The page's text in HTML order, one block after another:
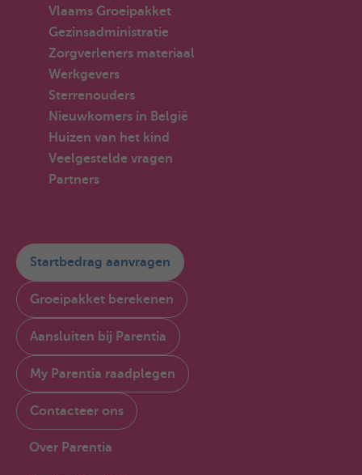
Vlaams Groeipakket
Gezinsadministratie
Zorgverleners materiaal
Werkgevers
Sterrenouders
Nieuwkomers in België
Huizen van het kind
Veelgestelde vragen
Partners
Startbedrag aanvragen
Groeipakket berekenen
Aansluiten bij Parentia
My Parentia raadplegen
Contacteer ons
Over Parentia